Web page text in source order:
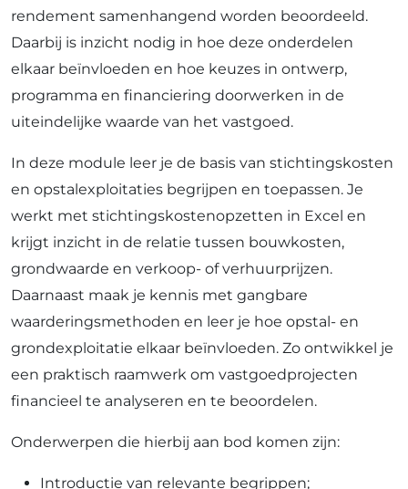
rendement samenhangend worden beoordeeld.
Daarbij is inzicht nodig in hoe deze onderdelen
elkaar beïnvloeden en hoe keuzes in ontwerp,
programma en financiering doorwerken in de
uiteindelijke waarde van het vastgoed.
In deze module leer je de basis van stichtingskosten
en opstalexploitaties begrijpen en toepassen. Je
werkt met stichtingskostenopzetten in Excel en
krijgt inzicht in de relatie tussen bouwkosten,
grondwaarde en verkoop- of verhuurprijzen.
Daarnaast maak je kennis met gangbare
waarderingsmethoden en leer je hoe opstal- en
grondexploitatie elkaar beïnvloeden. Zo ontwikkel je
een praktisch raamwerk om vastgoedprojecten
financieel te analyseren en te beoordelen.
Onderwerpen die hierbij aan bod komen zijn:
Introductie van relevante begrippen;